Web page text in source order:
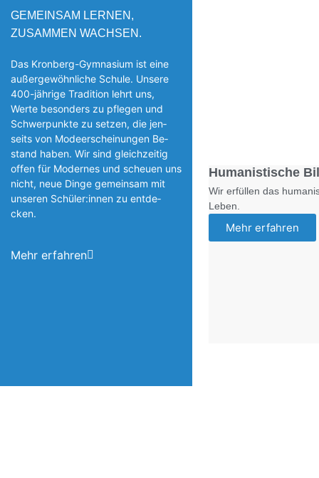
GEMEINSAM LERNEN,
ZUSAMMEN WACHSEN.
Das Kronberg-Gymnasium ist eine
außergewöhnliche Schule. Unsere
400-jährige Tradition lehrt uns,
Werte besonders zu pflegen und
Schwerpunkte zu setzen, die jen­
seits von Modeerscheinungen Be­
stand haben. Wir sind gleichzeitig
offen für Modernes und scheuen uns
nicht, neue Dinge gemeinsam mit
unseren Schüler:innen zu entde­
cken.
Mehr erfahren
Humanistische
Wir erfüllen das
Leben.
Mehr erfahren